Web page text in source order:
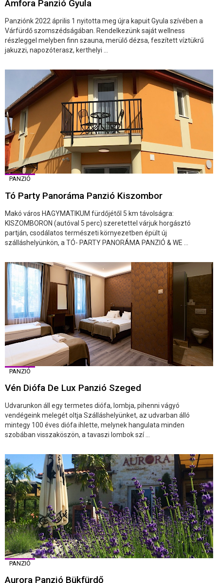
Amfora Panzió Gyula
Panziónk 2022 április 1 nyitotta meg újra kapuit Gyula szívében a
Várfürdő szomszédságában. Rendelkezünk saját wellness
részleggel melyben finn szauna, merülő dézsa, feszített víztükrű
jakuzzi, napozóterasz, kerthelyi ...
PANZIÓ
Tó Party Panoráma Panzió Kiszombor
Makó város HAGYMATIKUM fürdőjétől 5 km távolságra:
KISZOMBORON (autóval 5 perc) szeretettel várjuk horgásztó
partján, csodálatos természeti környezetben épült új
szálláshelyünkön, a TÓ- PARTY PANORÁMA PANZIÓ & WE ...
PANZIÓ
Vén Diófa De Lux Panzió Szeged
Udvarunkon áll egy termetes diófa, lombja, pihenni vágyó
vendégeink melegét oltja Szálláshelyünket, az udvarban álló
mintegy 100 éves diófa ihlette, melynek hangulata minden
szobában visszaköszön, a tavaszi lombok szí ...
PANZIÓ
Aurora Panzió Bükfürdő